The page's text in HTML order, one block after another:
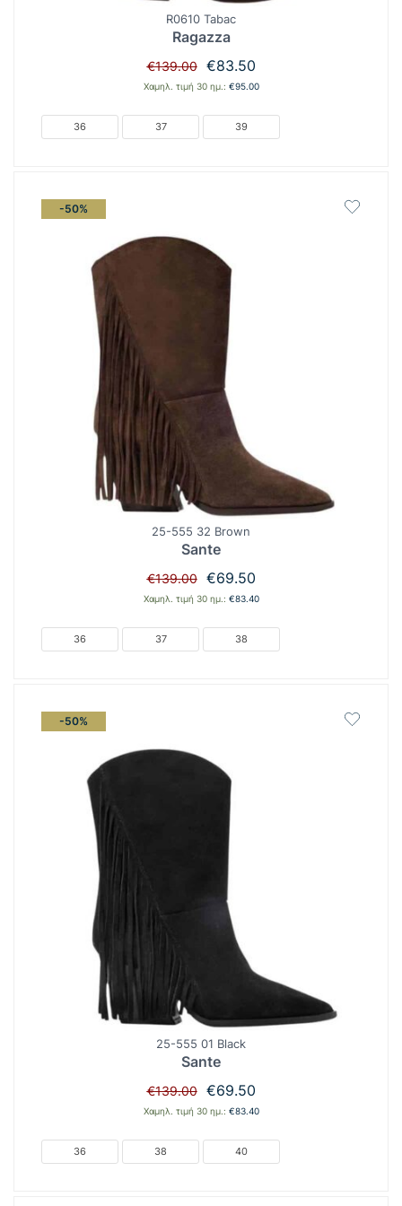
R0610 Tabac
Ragazza
€139.00
Original
price
€139.00.
€83.50Η
τρέχουσα
€83.50.
Χαμηλ. τιμή 30 ημ.: €95.00
36 37 39
-50%
25-555 32 Brown
Sante
€139.00
Original
price
€139.00.
€69.50Η
τρέχουσα
€69.50.
Χαμηλ. τιμή 30 ημ.: €83.40
36 37 38
-50%
25-555 01 Black
Sante
€139.00
Original
price
€139.00.
€69.50Η
τρέχουσα
€69.50.
Χαμηλ. τιμή 30 ημ.: €83.40
36 38 40